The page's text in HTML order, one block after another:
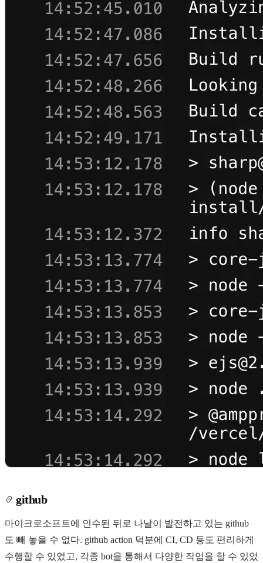
github
마이크로소프트에 인수된 뒤로 나날이 발전하고 있는 github
도 빼 놓을 수 없다. github action 덕분에 CI, CD 등도 편리하게
수행할 수 있었고, 각종 bot을 통해서 다양한 작업을 할 수 있었